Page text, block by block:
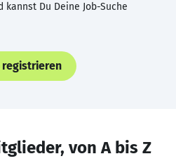
Du Deine Job-Suche
registrieren
von A bis Z